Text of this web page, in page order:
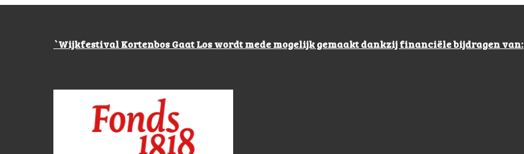
`Wijkfestival Kortenbos Gaat Los wordt mede mogelijk gemaakt dankzij financiële bijdragen van: